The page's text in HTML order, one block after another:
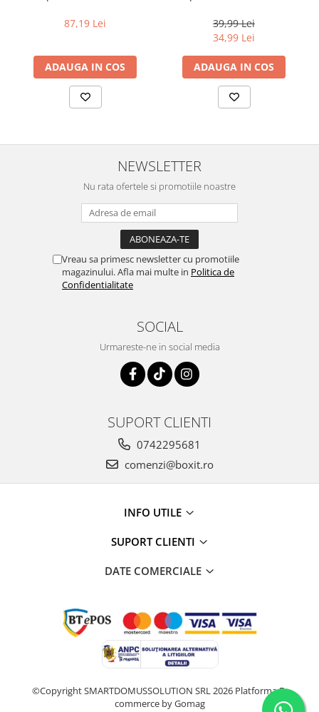
87,19 Lei
ADAUGA IN COS
antiderapante, alb,
dimensiuni diferite,
17x17cm
39,99 Lei
34,99 Lei
ADAUGA IN COS
NEWSLETTER
Nu rata ofertele si promotiile noastre
Vreau sa primesc newsletter cu promotiile
magazinului. Afla mai multe in Politica de
Confidentialitate
SOCIAL
Urmareste-ne in social media
SUPORT CLIENTI
0742295681
comenzi@boxit.ro
INFO UTILE
SUPORT CLIENTI
DATE COMERCIALE
©Copyright SMARTDOMUSSOLUTION SRL 2026 Platforma E-
commerce by Gomag